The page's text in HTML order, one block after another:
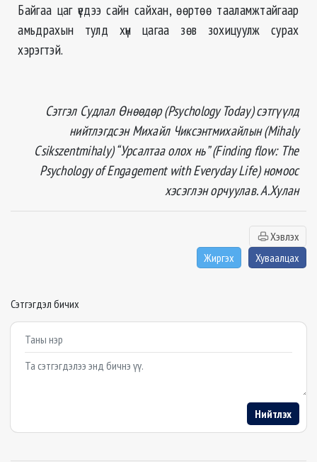
Байгаа цаг үедээ сайн сайхан, өөртөө тааламжтайгаар
амьдрахын тулд хүн цагаа зөв зохицуулж сурах
хэрэгтэй.
Сэтгэл Судлал Өнөөдөр(Psychology Today)сэтгүүлд
нийтлэгдсэн Михайл Чиксэнтмихайлын(Mihaly
Csikszentmihaly) “Урсалтаа олох нь”(Finding flow: The
Psychology of Engagement with Everyday Life)номоос
хэсэглэн орчуулав. А.Хулан
Хэвлэх
Жиргэх
Хуваалцах
Сэтгэгдэл бичих
Example textarea
Нийтлэх